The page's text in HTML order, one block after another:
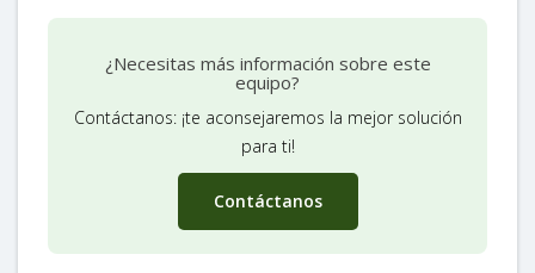
¿Necesitas más información sobre este
equipo?
Contáctanos: ¡te aconsejaremos la mejor solución
para ti!
Contáctanos